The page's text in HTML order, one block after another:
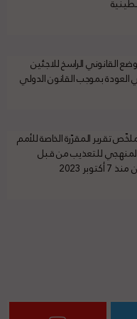
القانوني الراسخ للاجئين
بموجب القانون الدولي
تقرير المقرّرة الخاصة للأمم
للتعذيب من قبل
2023